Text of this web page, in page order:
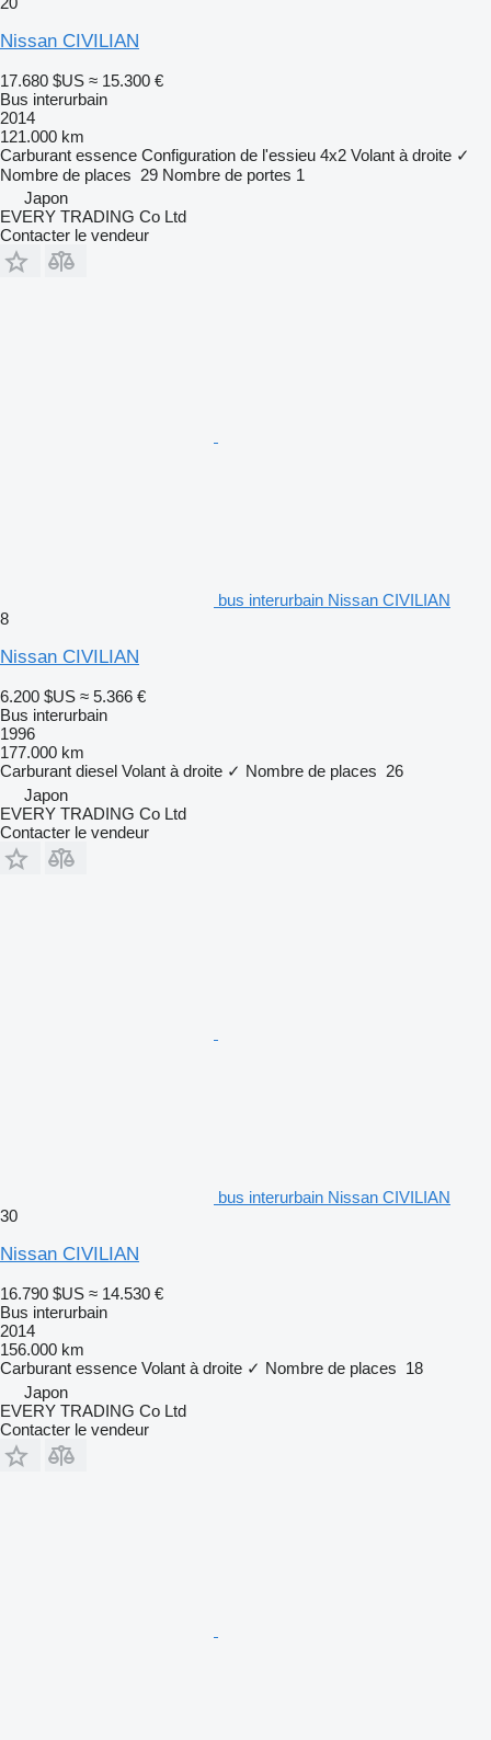
Nissan CIVILIAN
17.680 $US ≈ 15.300 €
Bus interurbain
2014
121.000 km
Carburant essence Configuration de l'essieu 4x2 Volant à droite ✓
Nombre de places 29 Nombre de portes 1
Japon
EVERY TRADING Co Ltd
Contacter le vendeur
bus interurbain Nissan CIVILIAN
8
Nissan CIVILIAN
6.200 $US ≈ 5.366 €
Bus interurbain
1996
177.000 km
Carburant diesel Volant à droite ✓ Nombre de places 26
Japon
EVERY TRADING Co Ltd
Contacter le vendeur
bus interurbain Nissan CIVILIAN
30
Nissan CIVILIAN
16.790 $US ≈ 14.530 €
Bus interurbain
2014
156.000 km
Carburant essence Volant à droite ✓ Nombre de places 18
Japon
EVERY TRADING Co Ltd
Contacter le vendeur